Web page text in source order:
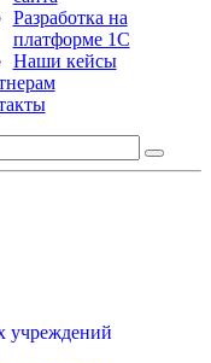
Разработка на
платформе 1С
Наши кейсы
учреждений